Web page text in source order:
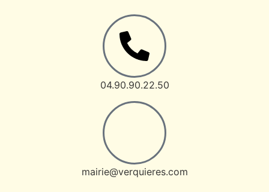
04.90.90.22.50
mairie@verquieres.com